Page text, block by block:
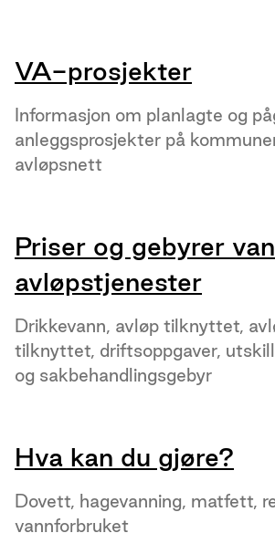
VA-prosjekter
Informasjon om planlagte og
anleggsprosjekter på
avløpsnett
Priser og gebyrer
avløpstjenester
Drikkevann, avløp tilknyttet,
tilknyttet, driftsoppgaver,
og sakbehandlingsgebyr
Hva kan du gjøre?
Dovett, hagevanning, matfett,
vannforbruket